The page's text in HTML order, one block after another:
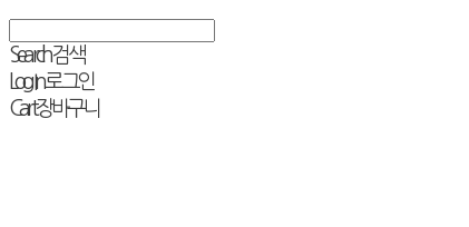
Search검색
Log In로그인
Cart장바구니